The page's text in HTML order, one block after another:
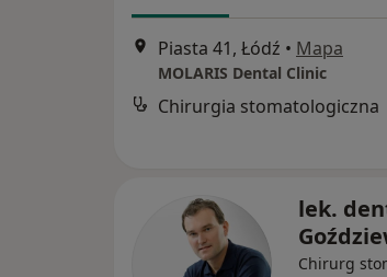
Piasta 41, Łódź • Mapa
MOLARIS Dental Clinic
Chirurgia stomatologiczna
lek.
Chirurg